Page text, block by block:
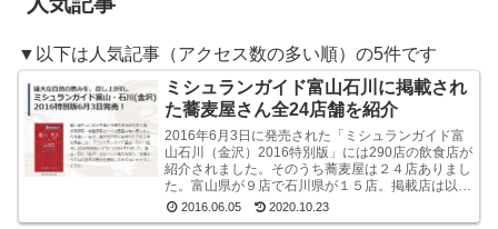
▼以下は人気記事（アクセス数の多い順）の5件です
ミシュランガイド富山石川に掲載され
た蕎麦屋さん全24店舗を紹介
2016年6月3日に発売された「ミシュランガイド富
山石川（金沢）2016特別版」には290店の飲食店が
紹介されました。そのうち蕎麦屋は２４店ありまし
た。富山県が９店で石川県が１５店。掲載店は以下
のとおりです。ミシュラン・ガイド富山石川（金
沢...
2016.06.05 2020.10.23